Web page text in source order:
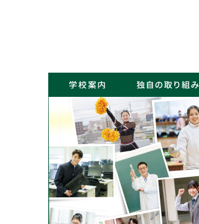
・コンセプト／Kポリシー
・ごあいさつ
・学校概要／沿革 ・学力アップ
・最先端教育
・キャリアデザイン